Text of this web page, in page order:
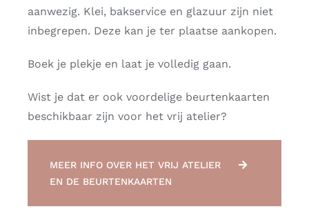
aanwezig. Klei, bakservice en glazuur zijn niet
inbegrepen. Deze kan je ter plaatse aankopen.
Boek je plekje en laat je volledig gaan.
Wist je dat er ook voordelige beurtenkaarten
beschikbaar zijn voor het vrij atelier?
MEER INFO OVER HET VRIJ ATELIER
EN DE BEURTENKAARTEN